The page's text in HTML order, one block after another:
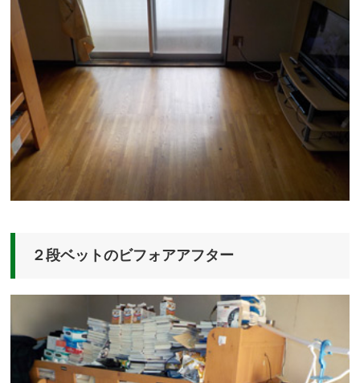
２段ベットのビフォアアフター